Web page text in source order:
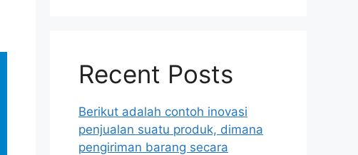
Recent Posts
Berikut adalah contoh inovasi
penjualan suatu produk, dimana
pengiriman barang secara